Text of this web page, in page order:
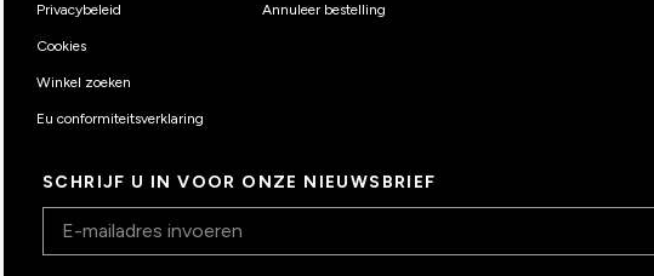
Privacybeleid
Cookies
Winkel zoeken
Eu conformiteitsverklaring
Annuleer bestelling
SCHRIJF U IN VOOR ONZE NIEUWSBRIEF